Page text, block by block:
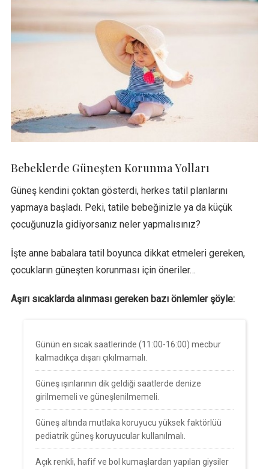
Bebeklerde Güneşten Korunma Yolları
Güneş kendini çoktan gösterdi, herkes tatil planlarını
yapmaya başladı. Peki, tatile bebeğinizle ya da küçük
çocuğunuzla gidiyorsanız neler yapmalısınız?
İşte anne babalara tatil boyunca dikkat etmeleri gereken,
çocukların güneşten korunması için öneriler…
Aşırı sıcaklarda alınması gereken bazı önlemler şöyle:
Günün en sıcak saatlerinde (11:00-16:00) mecbur
kalmadıkça dışarı çıkılmamalı.
Güneş ışınlarının dik geldiği saatlerde denize
girilmemeli ve güneşlenilmemeli.
Güneş altında mutlaka koruyucu yüksek faktörlüü
pediatrik güneş koruyucular kullanılmalı.
Açık renkli, hafif ve bol kumaşlardan yapılan giysiler